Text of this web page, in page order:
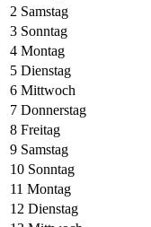
2 Samstag
3 Sonntag
4 Montag
5 Dienstag
6 Mittwoch
7 Donnerstag
8 Freitag
9 Samstag
10 Sonntag
11 Montag
12 Dienstag